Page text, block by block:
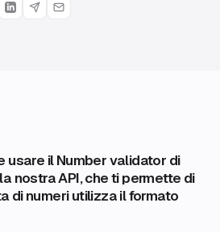
usare il Number validator di
nostra API, che ti permette di
di numeri utilizza il formato